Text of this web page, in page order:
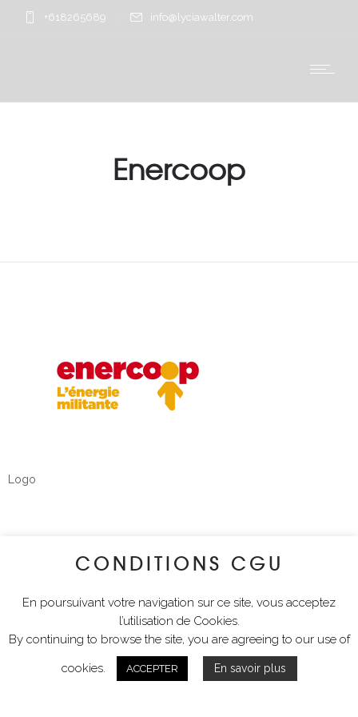
+618265689 info@lyciawalter.com
Enercoop
Logo
CONDITIONS CGU
En poursuivant votre navigation sur ce site, vous acceptez
l’utilisation de Cookies.
By continuing to browse the site, you are agreeing to our use of
cookies.
ACCEPTER En savoir plus